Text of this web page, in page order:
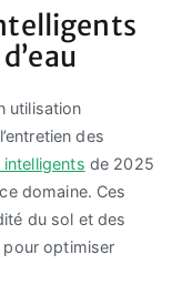
utilisation
des
intelligents de 2025
domaine. Ces
du sol et des
optimiser